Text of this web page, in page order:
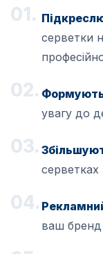
серветки
Формують
увагу до
ваш бренд